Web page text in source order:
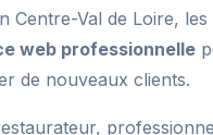
Centre-Val de Loire,
web professionnelle
de nouveaux clients.